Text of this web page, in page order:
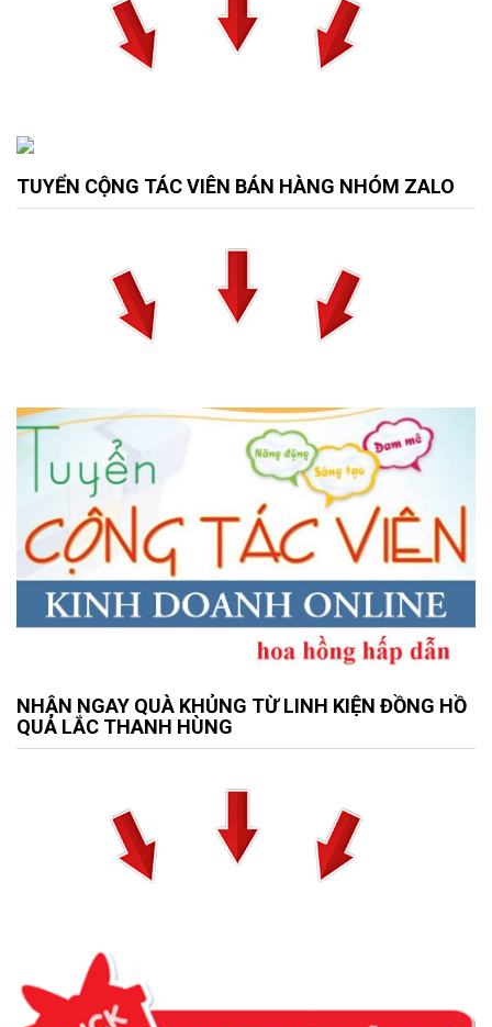
TUYỂN CỘNG TÁC VIÊN BÁN HÀNG NHÓM ZALO
NHẬN NGAY QUÀ KHỦNG TỪ LINH KIỆN ĐỒNG HỒ
QUẢ LẮC THANH HÙNG